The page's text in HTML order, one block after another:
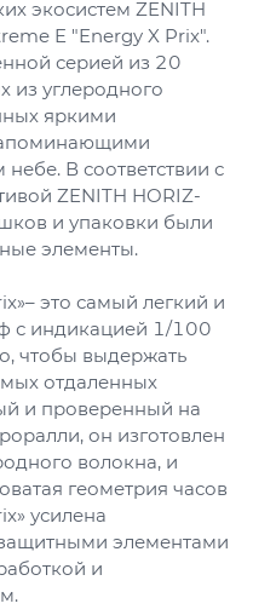
экосистем ZENITH
E "Energy X Prix".
серией из 20
из углеродного
яркими
В соответствии с
ZENITH HORIZ-
и упаковки были
элементы.
это самый легкий и
с индикацией 1/100
чтобы выдержать
отдаленных
и проверенный на
он изготовлен
волокна, и
геометрия часов
усилена
элементами
и